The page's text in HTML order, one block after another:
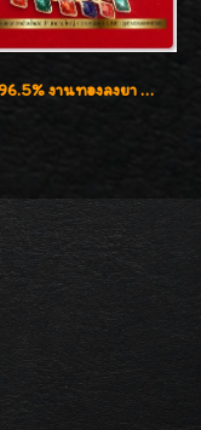
จี้ทองคำ 96.5% งานทองลงยา น้ำหนัก 1 บาท